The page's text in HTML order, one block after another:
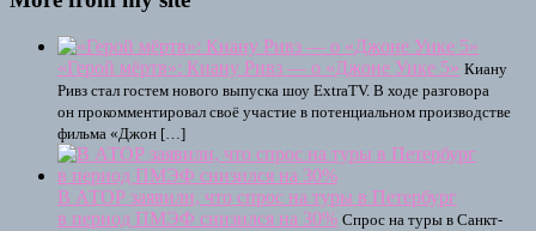
«Герой мёртв»: Киану Ривз — о «Джоне Уике 5» Киану
Ривз стал гостем нового выпуска шоу ExtraTV. В ходе разговора
он прокомментировал своё участие в потенциальном производстве
фильма «Джон […]
В АТОР заявили, что спрос на туры в Петербург
в период ПМЭФ снизился на 30% Спрос на туры в Санкт-